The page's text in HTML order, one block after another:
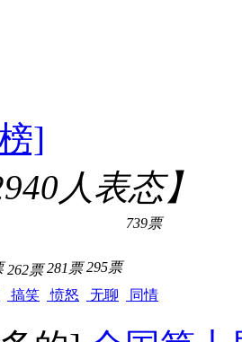
]
人表态】
262票
搞笑
281票
愤怒
295票
无聊
739票
同情